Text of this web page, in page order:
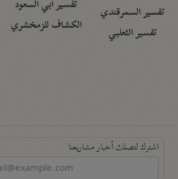
تفسير السمرقندي
تفسير الثعلبي
تفسير أبي السعود
الكشاف للزمخشري
اشترك لتصلك أخبار مشاريعنا